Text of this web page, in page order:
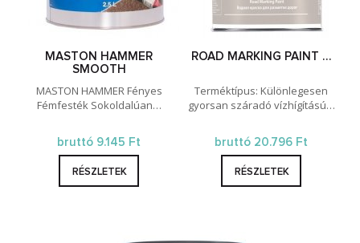
MASTON HAMMER
SMOOTH
MASTON HAMMER Fényes
Fémfesték Sokoldalúan…
bruttó 9.145 Ft
RÉSZLETEK
ROAD MARKING PAINT …
Terméktípus: Különlegesen
gyorsan száradó vízhígítású…
bruttó 20.796 Ft
RÉSZLETEK